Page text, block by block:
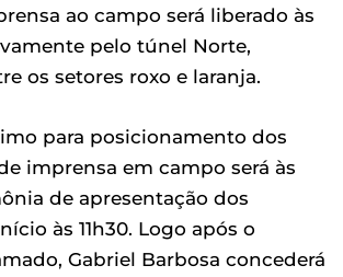
ao campo será liberado às
pelo túnel Norte,
os setores roxo e laranja.
para posicionamento dos
imprensa em campo será às
de apresentação dos
às 11h30. Logo após o
Gabriel Barbosa concederá